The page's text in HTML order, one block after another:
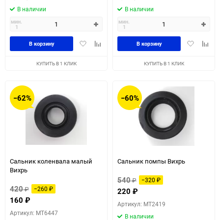
В наличии
мин.
1
ДобавитьДобавить
В корзину
КУПИТЬ В 1 КЛИК
В наличии
мин.
1
Добавить
В корзину
КУПИТЬ В 1 КЛИК
−62%
Сальник коленвала малый
Вихрь
420₽ −260 ₽
160 ₽
Артикул: MT6447
−60%
Сальник помпы Вихрь
540₽ −320 ₽
220 ₽
Артикул: MT2419
В наличии